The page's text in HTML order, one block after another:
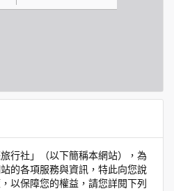
行社」（以下簡稱本網站），為
的各項服務與資訊，特此向您說
以保障您的權益，請您詳閱下列